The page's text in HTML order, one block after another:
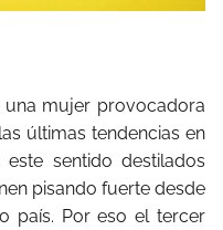
mujer provocadora
últimas tendencias en
sentido destilados
pisando fuerte desde
país. Por eso el tercer